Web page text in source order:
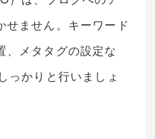
せません。キーワード
、メタタグの設定な
っかりと行いましょ